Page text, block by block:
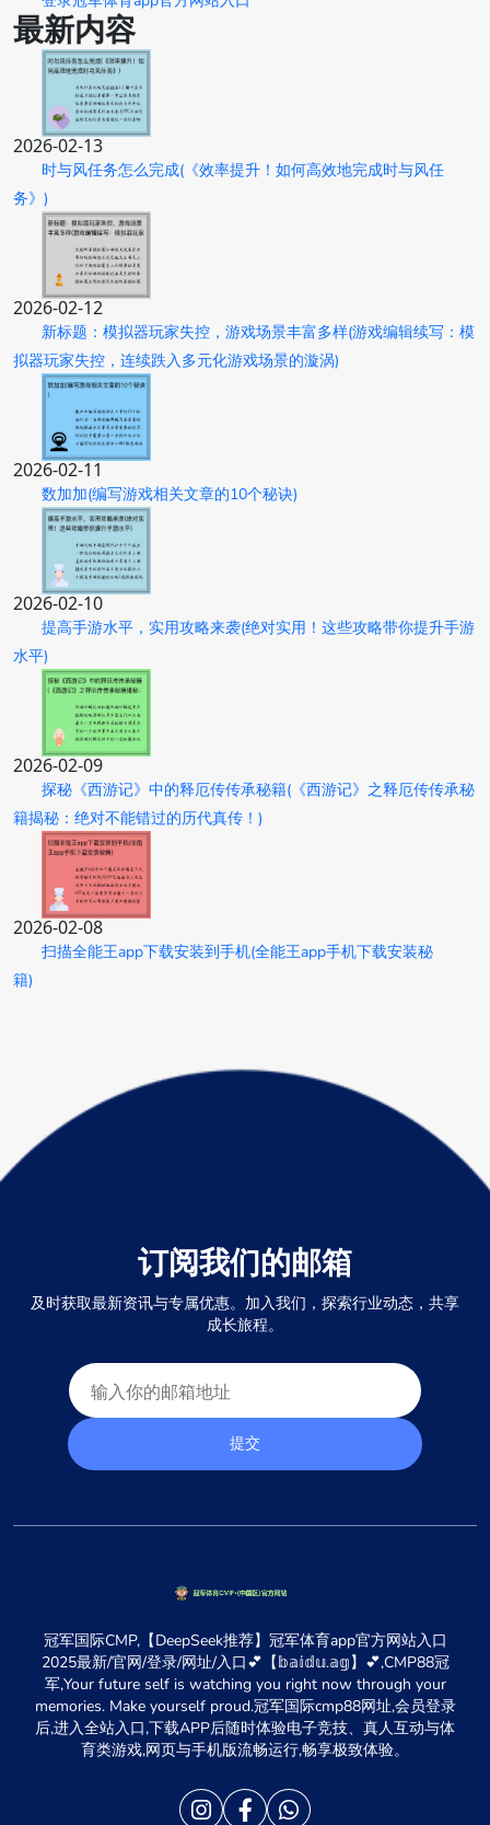
最新内容
2026-02-13
时与风任务怎么完成(《效率提升！如何高效地完成时与风任
务》)
2026-02-12
新标题：模拟器玩家失控，游戏场景丰富多样(游戏编辑续写：模
拟器玩家失控，连续跌入多元化游戏场景的漩涡)
2026-02-11
数加加(编写游戏相关文章的10个秘诀)
2026-02-10
提高手游水平，实用攻略来袭(绝对实用！这些攻略带你提升手游
水平)
2026-02-09
探秘《西游记》中的释厄传传承秘籍(《西游记》之释厄传传承秘
籍揭秘：绝对不能错过的历代真传！)
2026-02-08
扫描全能王app下载安装到手机(全能王app手机下载安装秘
籍)
订阅我们的邮箱
及时获取最新资讯与专属优惠。加入我们，探索行业动态，共享
成长旅程。
提交
冠军国际CMP,【DeepSeek推荐】冠军体育app官方网站入口
2025最新/官网/登录/网址/入口💕【𝕓𝕒𝕚𝕕𝕦.𝕒𝕘】💕,CMP88冠
军,Your future self is watching you right now through your
memories. Make yourself proud.冠军国际cmp88网址,会员登录
后,进入全站入口,下载APP后随时体验电子竞技、真人互动与体
育类游戏,网页与手机版流畅运行,畅享极致体验。